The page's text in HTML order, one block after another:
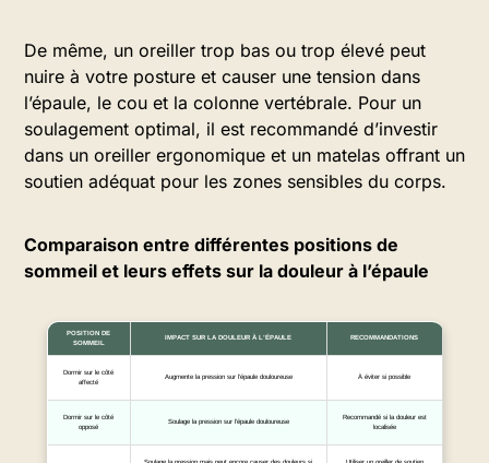
De même, un oreiller trop bas ou trop élevé peut
nuire à votre posture et causer une tension dans
l’épaule, le cou et la colonne vertébrale. Pour un
soulagement optimal, il est recommandé d’investir
dans un oreiller ergonomique et un matelas offrant un
soutien adéquat pour les zones sensibles du corps.
Comparaison entre différentes positions de
sommeil et leurs effets sur la douleur à l’épaule
POSITION DE
SOMMEIL
IMPACT SUR LA DOULEUR À L’ÉPAULE RECOMMANDATIONS
Dormir sur le côté
affecté
Augmente la pression sur l’épaule douloureuse À éviter si possible
Dormir sur le côté
opposé
Soulage la pression sur l’épaule douloureuse
Recommandé si la douleur est
localisée